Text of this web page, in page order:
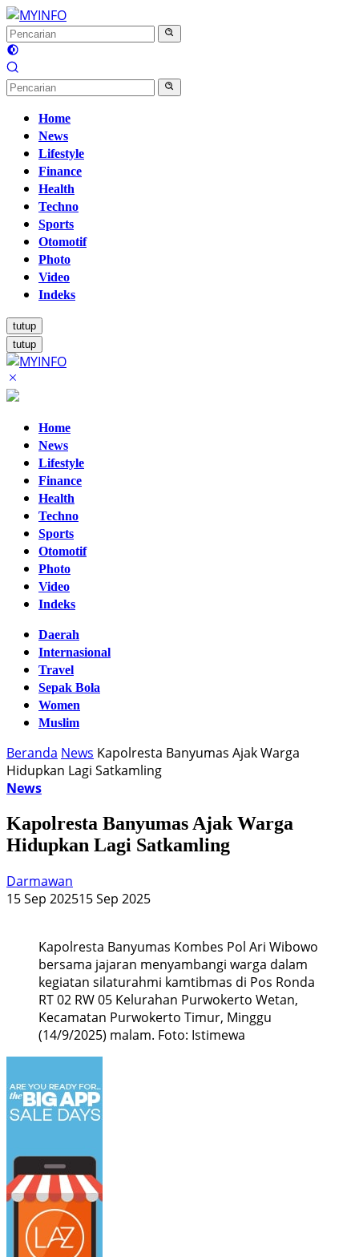
Langsung
ke
konten
Home
News
Lifestyle
Finance
Health
Techno
Sports
Otomotif
Photo
Video
Indeks
tutup
tutup
Home
News
Lifestyle
Finance
Health
Techno
Sports
Otomotif
Photo
Video
Indeks
Daerah
Internasional
Travel
Sepak Bola
Women
Muslim
Beranda News Kapolresta Banyumas Ajak Warga
Hidupkan Lagi Satkamling
News
Kapolresta Banyumas Ajak Warga
Hidupkan Lagi Satkamling
Darmawan
15 Sep 202515 Sep 2025
Kapolresta Banyumas Kombes Pol Ari Wibowo
bersama jajaran menyambangi warga dalam
kegiatan silaturahmi kamtibmas di Pos Ronda
RT 02 RW 05 Kelurahan Purwokerto Wetan,
Kecamatan Purwokerto Timur, Minggu
(14/9/2025) malam. Foto: Istimewa